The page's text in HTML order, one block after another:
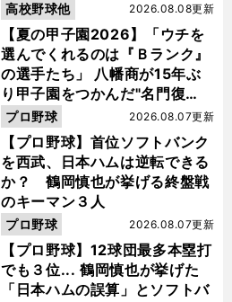
【夏の甲子園2026】「ウチを
選んでくれるのは『Ｂランク』
の選手たち」 八幡商が15年ぶ
り甲子園をつかんだ"名門復
活"の舞台裏
2026.08.08更新
高校野球他
【プロ野球】首位ソフトバンク
を西武、日本ハムは逆転できる
か？ 鶴岡慎也が挙げる終盤戦
のキーマン３人
2026.08.07更新
プロ野球
【プロ野球】12球団最多本塁打
でも３位... 鶴岡慎也が挙げた
「日本ハムの誤算」とソフトバ
2026.08.07更新
プロ野球